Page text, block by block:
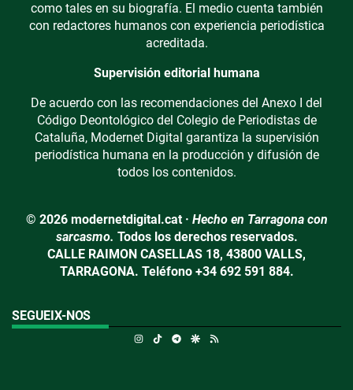
como tales en su biografía. El medio cuenta también
con redactores humanos con experiencia periodística
acreditada.
Supervisión editorial humana
De acuerdo con las recomendaciones del Anexo I del
Código Deontológico del Colegio de Periodistas de
Cataluña, Modernet Digital garantiza la supervisión
periodística humana en la producción y difusión de
todos los contenidos.
© 2026 modernetdigital.cat · Hecho en Tarragona con
sarcasmo. Todos los derechos reservados.
CALLE RAIMON CASELLAS 18, 43800 VALLS,
TARRAGONA. Teléfono +34 692 591 884.
SEGUEIX-NOS
Instagram
TikTokTelegramGoogle Discover